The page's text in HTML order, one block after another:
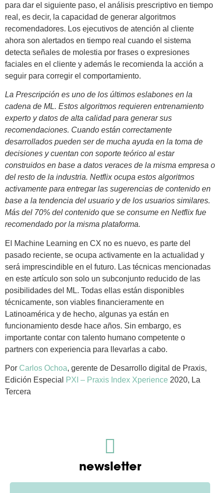
para dar el siguiente paso, el análisis prescriptivo en tiempo
real, es decir, la capacidad de generar algoritmos
recomendadores. Los ejecutivos de atención al cliente
ahora son alertados en tiempo real cuando el sistema
detecta señales de molestia por frases o expresiones
faciales en el cliente y además le recomienda la acción a
seguir para corregir el comportamiento.
La Prescripción es uno de los últimos eslabones en la
cadena de ML. Estos algoritmos requieren entrenamiento
experto y datos de alta calidad para generar sus
recomendaciones. Cuando están correctamente
desarrollados pueden ser de mucha ayuda en la toma de
decisiones y cuentan con soporte teórico al estar
construidos en base a datos veraces de la misma empresa o
del resto de la industria. Netflix ocupa estos algoritmos
activamente para entregar las sugerencias de contenido en
base a la tendencia del usuario y de los usuarios similares.
Más del 70% del contenido que se consume en Netflix fue
recomendado por la misma plataforma.
El Machine Learning en CX no es nuevo, es parte del
pasado reciente, se ocupa activamente en la actualidad y
será imprescindible en el futuro. Las técnicas mencionadas
en este artículo son solo un subconjunto reducido de las
posibilidades del ML. Todas ellas están disponibles
técnicamente, son viables financieramente en
Latinoamérica y de hecho, algunas ya están en
funcionamiento desde hace años. Sin embargo, es
importante contar con talento humano competente o
partners con experiencia para llevarlas a cabo.
Por Carlos Ochoa, gerente de Desarrollo digital de Praxis,
Edición Especial
PXI – Praxis Index Xperience 2020, La
Tercera
newsletter